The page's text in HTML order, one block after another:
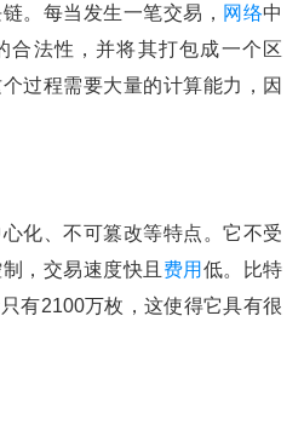
。每当发生一笔交易， 网络中
合法性，并将其打包成一个区
过程需要大量的计算能力，因
化、不可篡改等特点。它不受
，交易速度快且 费用 低。比特
有2100万枚，这使得它具有很